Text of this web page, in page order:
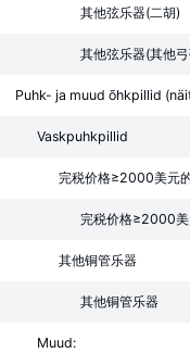
其他弦乐器(二胡)
其他弦乐器(其他
Puhk- ja muud õhkpillid
Vaskpuhkpillid
完税价格≥2000美元
完税价格≥2000美
其他铜管乐器
其他铜管乐器
Muud: